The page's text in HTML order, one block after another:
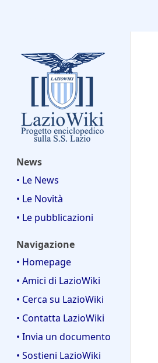
News
• Le News
• Le Novità
• Le pubblicazioni
Navigazione
• Homepage
• Amici di LazioWiki
• Cerca su LazioWiki
• Contatta LazioWiki
• Invia un documento
• Sostieni LazioWiki